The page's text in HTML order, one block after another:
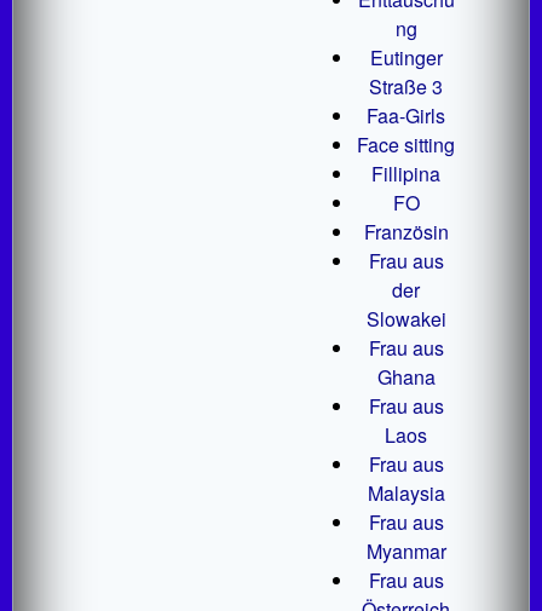
ng
Eutinger
Straße 3
Faa-Girls
Face sitting
Fillipina
FO
Französin
Frau aus
der
Slowakei
Frau aus
Ghana
Frau aus
Laos
Frau aus
Malaysia
Frau aus
Myanmar
Frau aus